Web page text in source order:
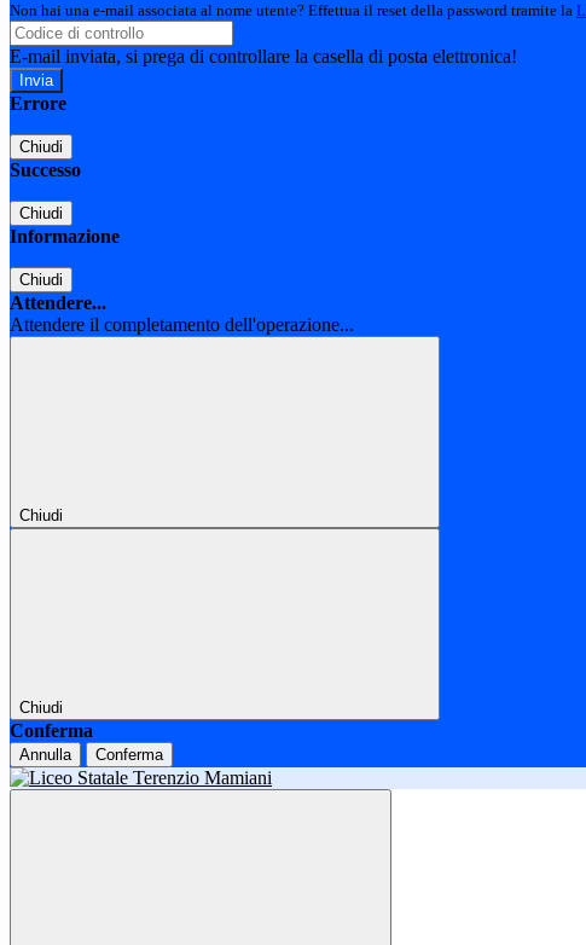
Non hai una e-mail associata al nome utente? Effettua il reset della password tramite la
E-mail inviata, si prega di controllare la casella di posta elettronica!
Errore
Chiudi
Successo
Chiudi
Informazione
Chiudi
Attendere...
Attendere il completamento dell'operazione...
Chiudi
Chiudi
Conferma
Annulla Conferma